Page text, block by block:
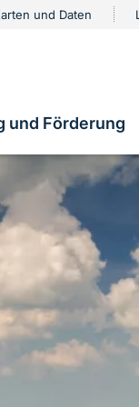
und Daten
und Förderung